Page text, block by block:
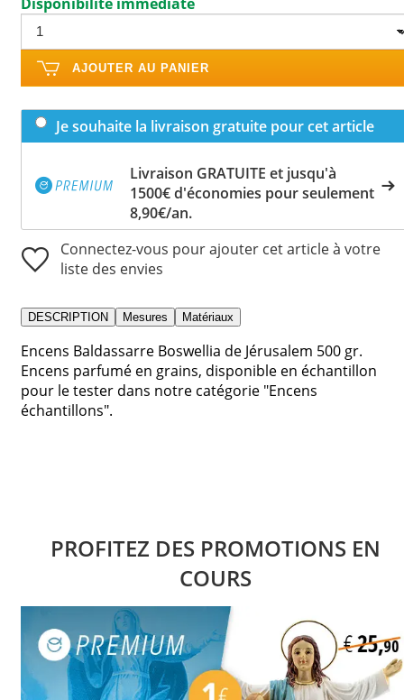
AJOUTER AU PANIER
Je souhaite la livraison gratuite pour cet article
Livraison GRATUITE et jusqu'à
1500€ d'économies pour seulement
8,90€/an.
Connectez-vous pour ajouter cet article à votre
liste des envies
DESCRIPTION Mesures Matériaux
Encens Baldassarre Boswellia de Jérusalem 500 gr.
Encens parfumé en grains, disponible en échantillon
pour le tester dans notre catégorie "Encens
échantillons".
PROFITEZ DES PROMOTIONS EN
COURS